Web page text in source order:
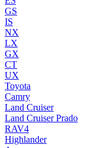
GS
IS
NX
LX
GX
CT
UX
Toyota
Camry
Land Cruiser
Land Cruiser Prado
RAV4
Highlander